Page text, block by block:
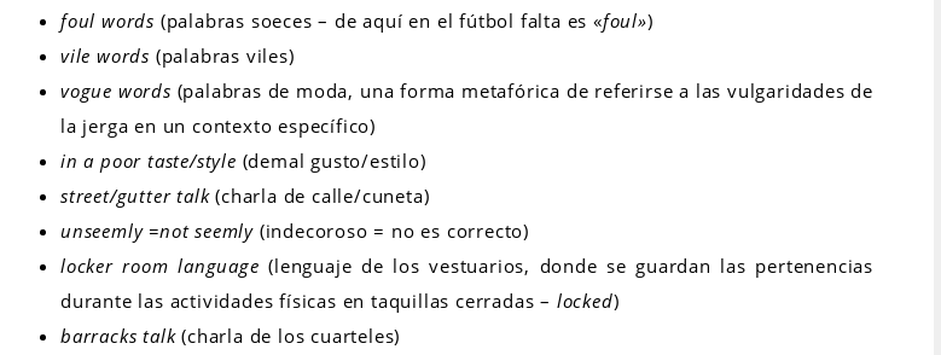
foul words (palabras soeces – de aquí en el fútbol falta es «foul»)
vile words (palabras viles)
vogue words (palabras de moda, una forma metafórica de referirse a las vulgaridades de
la jerga en un contexto específico)
in a poor taste/style (demal gusto/estilo)
street/gutter talk(charla de calle/cuneta)
unseemly =not seemly (indecoroso = no es correcto)
locker room language (lenguaje de los vestuarios, donde se guardan las pertenencias
durante las actividades físicas en taquillas cerradas – locked)
barracks talk(charla de los cuarteles)